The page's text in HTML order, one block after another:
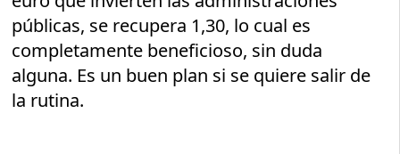
públicas, se recupera 1,30, lo cual es
completamente beneficioso, sin duda
alguna. Es un buen plan si se quiere salir de
la rutina.